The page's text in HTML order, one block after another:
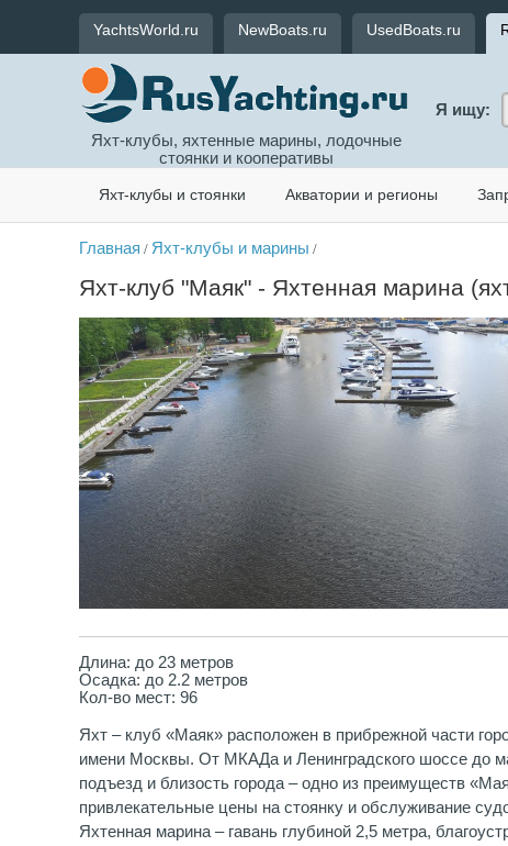
YachtsWorld.ru NewBoats.ru UsedBoats.ru
Яхт-клубы, яхтенные марины, лодочные
стоянки и кооперативы
Я ищу:
Яхт-клубы и стоянки Акватории и регионы
Главная / Яхт-клубы и марины /
Яхт-клуб "Маяк" - Яхтенная марина
Длина: до 23 метров
Осадка: до 2.2 метров
Кол-во мест: 96
Яхт – клуб «Маяк» расположен в прибрежной части
имени Москвы. От МКАДа и Ленинградского шоссе до
подъезд и близость города – одно из преимуществ
привлекательные цены на стоянку и обслуживание
Яхтенная марина – гавань глубиной 2,5 метра,